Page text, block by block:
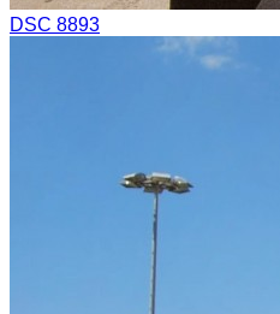
DSC 8893